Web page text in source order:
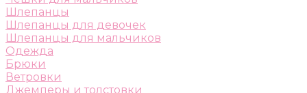
Шлепанцы
Шлепанцы для девочек
Шлепанцы для мальчиков
Одежда
Брюки
Ветровки
Джемперы и толстовки